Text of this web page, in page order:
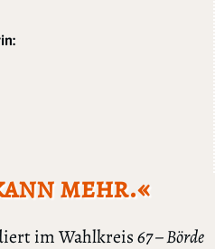
mehr.«
im Wahlkreis67 – Börde